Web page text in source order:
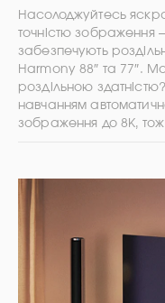
Насолоджуйтесь
точністю зображення
забезпечують
Harmony 88″ та 77″.
роздільною
навчанням
зображення до 8K, тож